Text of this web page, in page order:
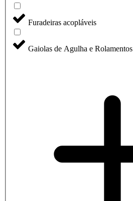
Furadeiras acopláveis
Gaiolas de Agulha e Rolamentos